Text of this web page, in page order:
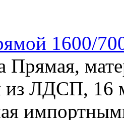
1600/
Прямая,
из ЛДСП,